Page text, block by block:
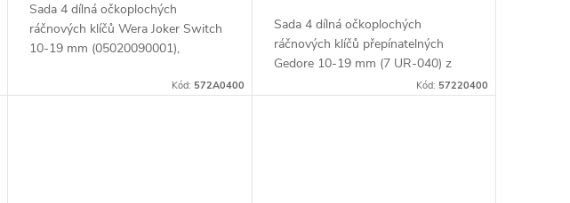
Sada 4 dílná očkoplochých
ráčnových klíčů Wera Joker Switch
10-19 mm (05020090001),
Kód: 572A0400
Sada 4 dílná očkoplochých
ráčnových klíčů přepínatelných
Gedore 10-19 mm (7 UR-040) z
GEDORE vanadiové oceli 31CrV3
Kód: 57220400